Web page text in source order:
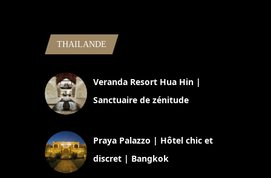
THAILANDE
Veranda Resort Hua Hin |
Sanctuaire de zénitude
Praya Palazzo | Hôtel chic et
discret | Bangkok